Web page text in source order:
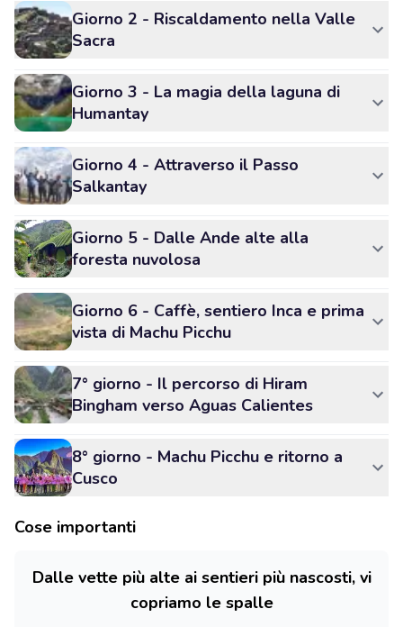
Giorno 2 - Riscaldamento nella Valle
Sacra
Giorno 3 - La magia della laguna di
Humantay
Giorno 4 - Attraverso il Passo
Salkantay
Giorno 5 - Dalle Ande alte alla
foresta nuvolosa
Giorno 6 - Caffè, sentiero Inca e prima
vista di Machu Picchu
7° giorno - Il percorso di Hiram
Bingham verso Aguas Calientes
8° giorno - Machu Picchu e ritorno a
Cusco
Cose importanti
Dalle vette più alte ai sentieri più nascosti, vi
copriamo le spalle